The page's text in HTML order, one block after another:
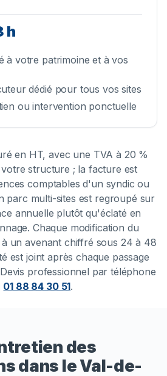
h
à votre patrimoine et à vos
dédié pour tous vos sites
ou intervention ponctuelle
en HT, avec une TVA à 20 %
structure ; la facture est
comptables d'un syndic ou
parc multi-sites est regroupé sur
annuelle plutôt qu'éclaté en
Chaque modification du
un avenant chiffré sous 24 à 48
est joint après chaque passage
Devis professionnel par téléphone
01 88 84 30 51.
des
dans le Val-de-